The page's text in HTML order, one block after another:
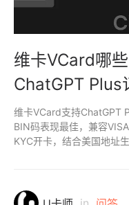
维卡VCard哪
ChatGPT Plus
维卡VCard支持ChatGPT
BIN码表现最佳，兼容
KYC开卡，结合美国地址